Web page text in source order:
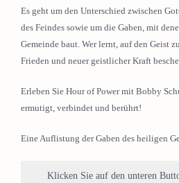
Es geht um den Unterschied zwischen
des Feindes sowie um die Gaben, mit
Gemeinde baut. Wer lernt, auf den Geist
Frieden und neuer geistlicher Kraft
Erleben Sie Hour of Power mit Bobby
ermutigt, verbindet und berührt!
Eine Auflistung der Gaben des heiligen
Klicken Sie auf den unteren